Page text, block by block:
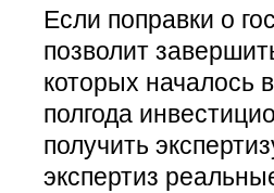
Если поправки о
позволит
которых началось
полгода
получить
экспертиз